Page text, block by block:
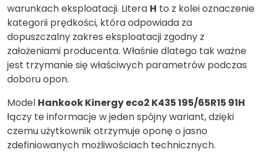
warunkach eksploatacji. Litera H to z kolei oznaczenie
kategorii prędkości, która odpowiada za
dopuszczalny zakres eksploatacji zgodny z
założeniami producenta. Właśnie dlatego tak ważne
jest trzymanie się właściwych parametrów podczas
doboru opon.
Model Hankook Kinergy eco2 K435 195/65R15 91H
łączy te informacje w jeden spójny wariant, dzięki
czemu użytkownik otrzymuje oponę o jasno
zdefiniowanych możliwościach technicznych.